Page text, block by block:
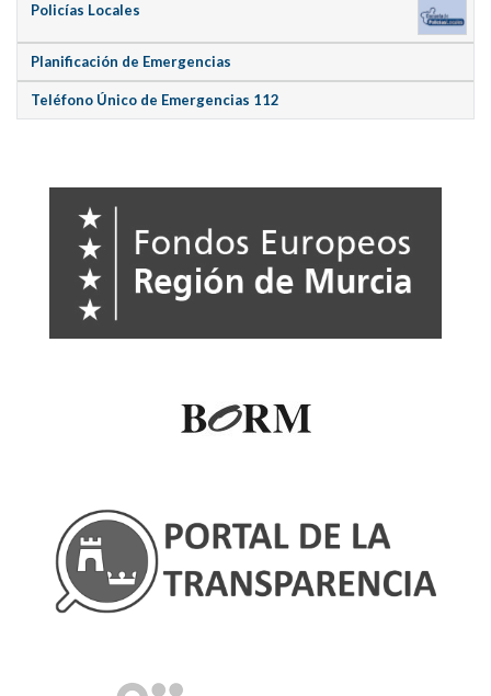
Policías Locales
Planificación de Emergencias
Teléfono Único de Emergencias 112